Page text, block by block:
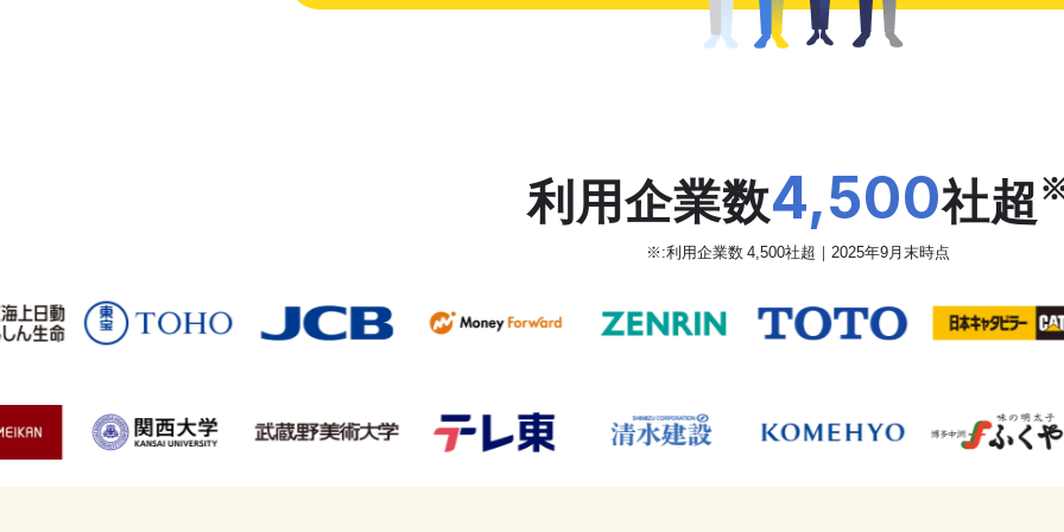
利用企業数4,500社超
※:利用企業数 4,500社超｜2025年9月末時点